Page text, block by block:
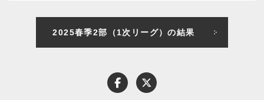
2025春季2部（1次リーグ）の結果